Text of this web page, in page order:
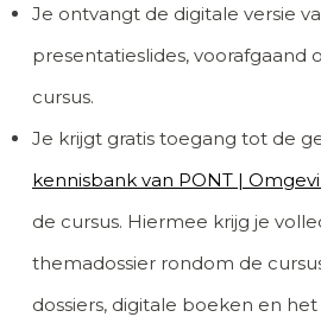
Je ontvangt de digitale versie
presentatieslides, voorafgaand
cursus.
Je krijgt gratis toegang tot de
kennisbank van PONT |
de cursus. Hiermee krijg je
themadossier rondom de
dossiers, digitale boeken en